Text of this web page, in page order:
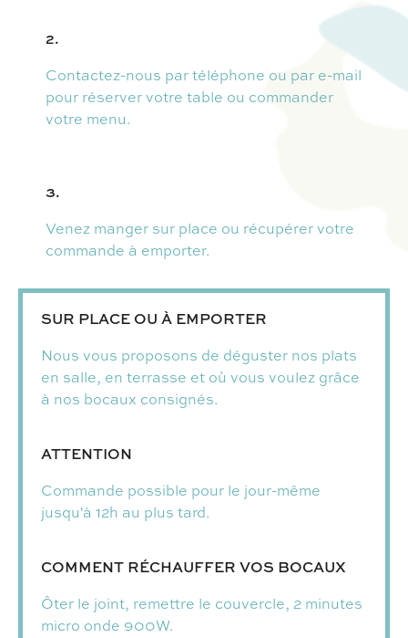
2.
Contactez-nous par téléphone ou par e-mail
pour réserver votre table ou commander
votre menu.
3.
Venez manger sur place ou récupérer votre
commande à emporter.
SUR PLACE OU À EMPORTER
Nous vous proposons de déguster nos plats
en salle, en terrasse et où vous voulez grâce
à nos bocaux consignés.
ATTENTION
Commande possible pour le jour-même
jusqu'à 12h au plus tard.
COMMENT RÉCHAUFFER VOS BOCAUX
Ôter le joint, remettre le couvercle, 2 minutes
micro onde 900W.